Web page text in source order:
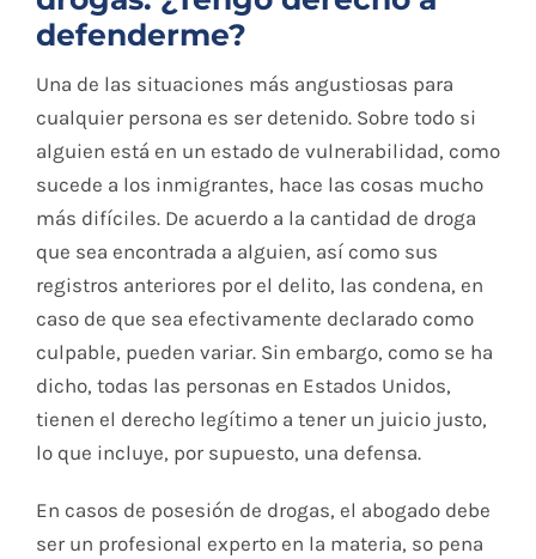
defenderme?
Una de las situaciones más angustiosas para
cualquier persona es ser detenido. Sobre todo si
alguien está en un estado de vulnerabilidad, como
sucede a los inmigrantes, hace las cosas mucho
más difíciles. De acuerdo a la cantidad de droga
que sea encontrada a alguien, así como sus
registros anteriores por el delito, las condena, en
caso de que sea efectivamente declarado como
culpable, pueden variar. Sin embargo, como se ha
dicho, todas las personas en Estados Unidos,
tienen el derecho legítimo a tener un juicio justo,
lo que incluye, por supuesto, una defensa.
En casos de posesión de drogas, el abogado debe
ser un profesional experto en la materia, so pena